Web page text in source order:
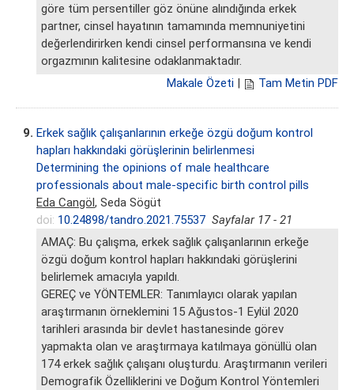
göre tüm persentiller göz önüne alındığında erkek
partner, cinsel hayatının tamamında memnuniyetini
değerlendirirken kendi cinsel performansına ve kendi
orgazmının kalitesine odaklanmaktadır.
Makale Özeti
Tam Metin PDF
9. Erkek sağlık çalışanlarının erkeğe özgü doğum kontrol
hapları hakkındaki görüşlerinin belirlenmesi
Determining the opinions of male healthcare
professionals about male-specific birth control pills
Eda Cangöl , Seda Sögüt
doi: 10.24898/tandro.2021.75537 Sayfalar 17 - 21
AMAÇ: Bu çalışma, erkek sağlık çalışanlarının erkeğe
özgü doğum kontrol hapları hakkındaki görüşlerini
belirlemek amacıyla yapıldı.
GEREÇ ve YÖNTEMLER: Tanımlayıcı olarak yapılan
araştırmanın örneklemini 15 Ağustos-1 Eylül 2020
tarihleri arasında bir devlet hastanesinde görev
yapmakta olan ve araştırmaya katılmaya gönüllü olan
174 erkek sağlık çalışanı oluşturdu. Araştırmanın verileri
Demografik Özelliklerini ve Doğum Kontrol Yöntemleri